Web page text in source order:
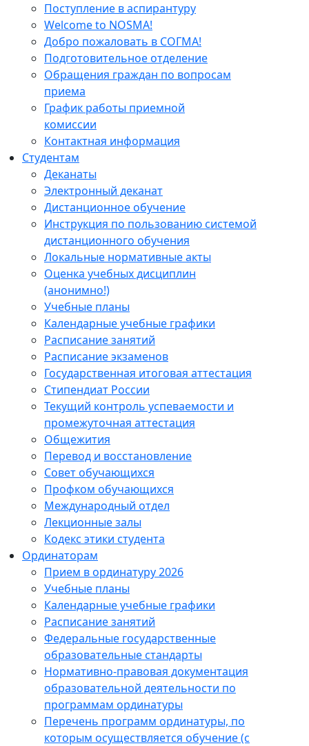
Поступление в аспирантуру
Welcome to NOSMA!
Добро пожаловать в СОГМА!
Подготовительное отделение
Обращения граждан по вопросам
приема
График работы приемной
комиссии
Контактная информация
Студентам
Деканаты
Электронный деканат
Дистанционное обучение
Инструкция по пользованию системой
дистанционного обучения
Локальные нормативные акты
Оценка учебных дисциплин
(анонимно!)
Учебные планы
Календарные учебные графики
Расписание занятий
Расписание экзаменов
Государственная итоговая аттестация
Стипендиат России
Текущий контроль успеваемости и
промежуточная аттестация
Общежития
Перевод и восстановление
Совет обучающихся
Профком обучающихся
Международный отдел
Лекционные залы
Кодекс этики студента
Ординаторам
Прием в ординатуру 2026
Учебные планы
Календарные учебные графики
Расписание занятий
Федеральные государственные
образовательные стандарты
Нормативно-правовая документация
образовательной деятельности по
программам ординатуры
Перечень программ ординатуры, по
которым осуществляется обучение (с